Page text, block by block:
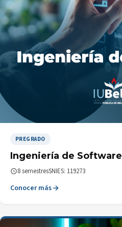
PREGRADO
Ingeniería de Software
8 semestresSNIES: 119273
Conocer más